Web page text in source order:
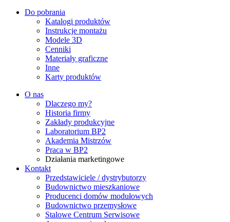
Do pobrania
Katalogi produktów
Instrukcje montażu
Modele 3D
Cenniki
Materiały graficzne
Inne
Karty produktów
O nas
Dlaczego my?
Historia firmy
Zakłady produkcyjne
Laboratorium BP2
Akademia Mistrzów
Praca w BP2
Działania marketingowe
Kontakt
Przedstawiciele / dystrybutorzy
Budownictwo mieszkaniowe
Producenci domów modułowych
Budownictwo przemysłowe
Stalowe Centrum Serwisowe